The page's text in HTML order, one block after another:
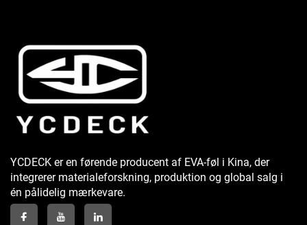
YCDECK er en førende producent af EVA-føl i Kina, der
integrerer materialeforskning, produktion og global salg i
én pålidelig mærkevare.